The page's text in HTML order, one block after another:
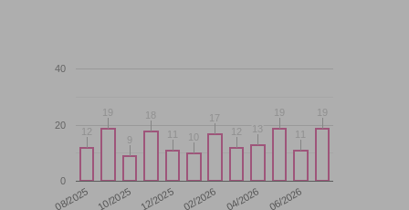
08/2025 10/2025 12/2025 02/2026 04/2026 06/2026
0
20
40
12
12
19
19
99
18
18
11
11 10
10
17
17
12
12 13
13
19
19
11
11
19
19